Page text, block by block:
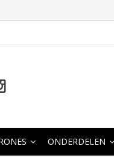
ONDERDELEN